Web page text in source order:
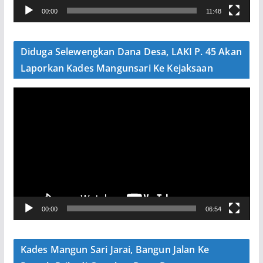
e
00:00 11:48
Diduga Selewengkan Dana Desa, LAKI P. 45 Akan
Laporkan Kades Mangunsari Ke Kejaksaan
V
e
00:00 06:54
Kades Mangun Sari Jarai, Bangun Jalan Ke